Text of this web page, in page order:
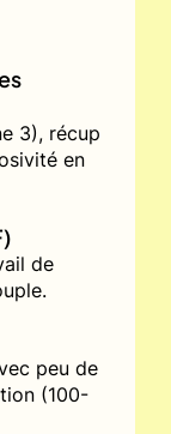
3), récup
en
de
peu de
(100-